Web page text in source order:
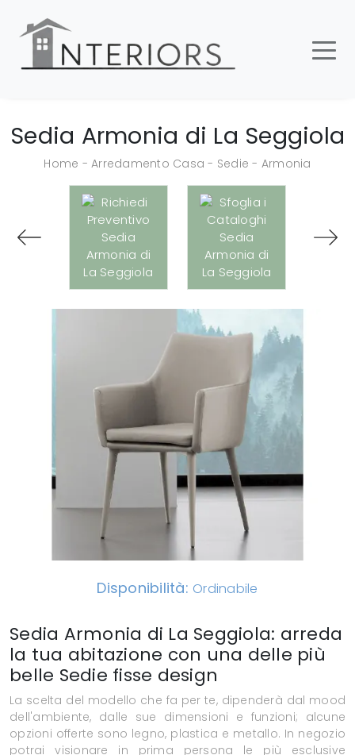
Sedia Armonia di La Seggiola
Home -Arredamento Casa - Sedie - Armonia
Disponibilità: Ordinabile
Sedia Armonia di La Seggiola: arreda
la tua abitazione con una delle più
belle Sedie fisse design
La scelta del modello che fa per te, dipenderà dal mood
dell'ambiente, dalle sue dimensioni e funzioni; alcune
opzioni offerte sono legno, plastica e metallo. In negozio
potrai visionare in prima persona le più esclusive